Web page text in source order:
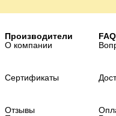
Производители
О компании
Сертификаты
Отзывы